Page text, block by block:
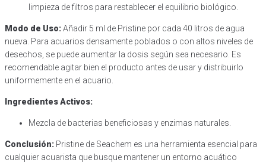
limpieza de filtros para restablecer el equilibrio biológico.
Modo de Uso:Añadir 5 ml de Pristine por cada 40 litros de agua
nueva. Para acuarios densamente poblados o con altos niveles de
desechos, se puede aumentar la dosis según sea necesario. Es
recomendable agitar bien el producto antes de usar y distribuirlo
uniformemente en el acuario.
Ingredientes Activos:
Mezcla de bacterias beneficiosas y enzimas naturales.
Conclusión: Pristine de Seachem es una herramienta esencial para
cualquier acuarista que busque mantener un entorno acuático